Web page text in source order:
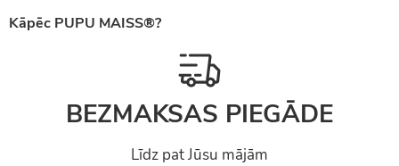
Kāpēc PUPU MAISS®?
BEZMAKSAS PIEGĀDE
Līdz pat Jūsu mājām